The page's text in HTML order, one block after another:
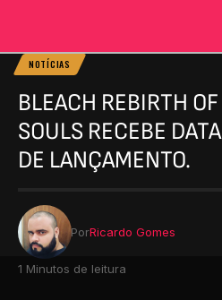
NOTÍCIAS
BLEACH REBIRTH OF
SOULS RECEBE DATA
DE LANÇAMENTO.
PorRicardo Gomes
1 Minutos de leitura